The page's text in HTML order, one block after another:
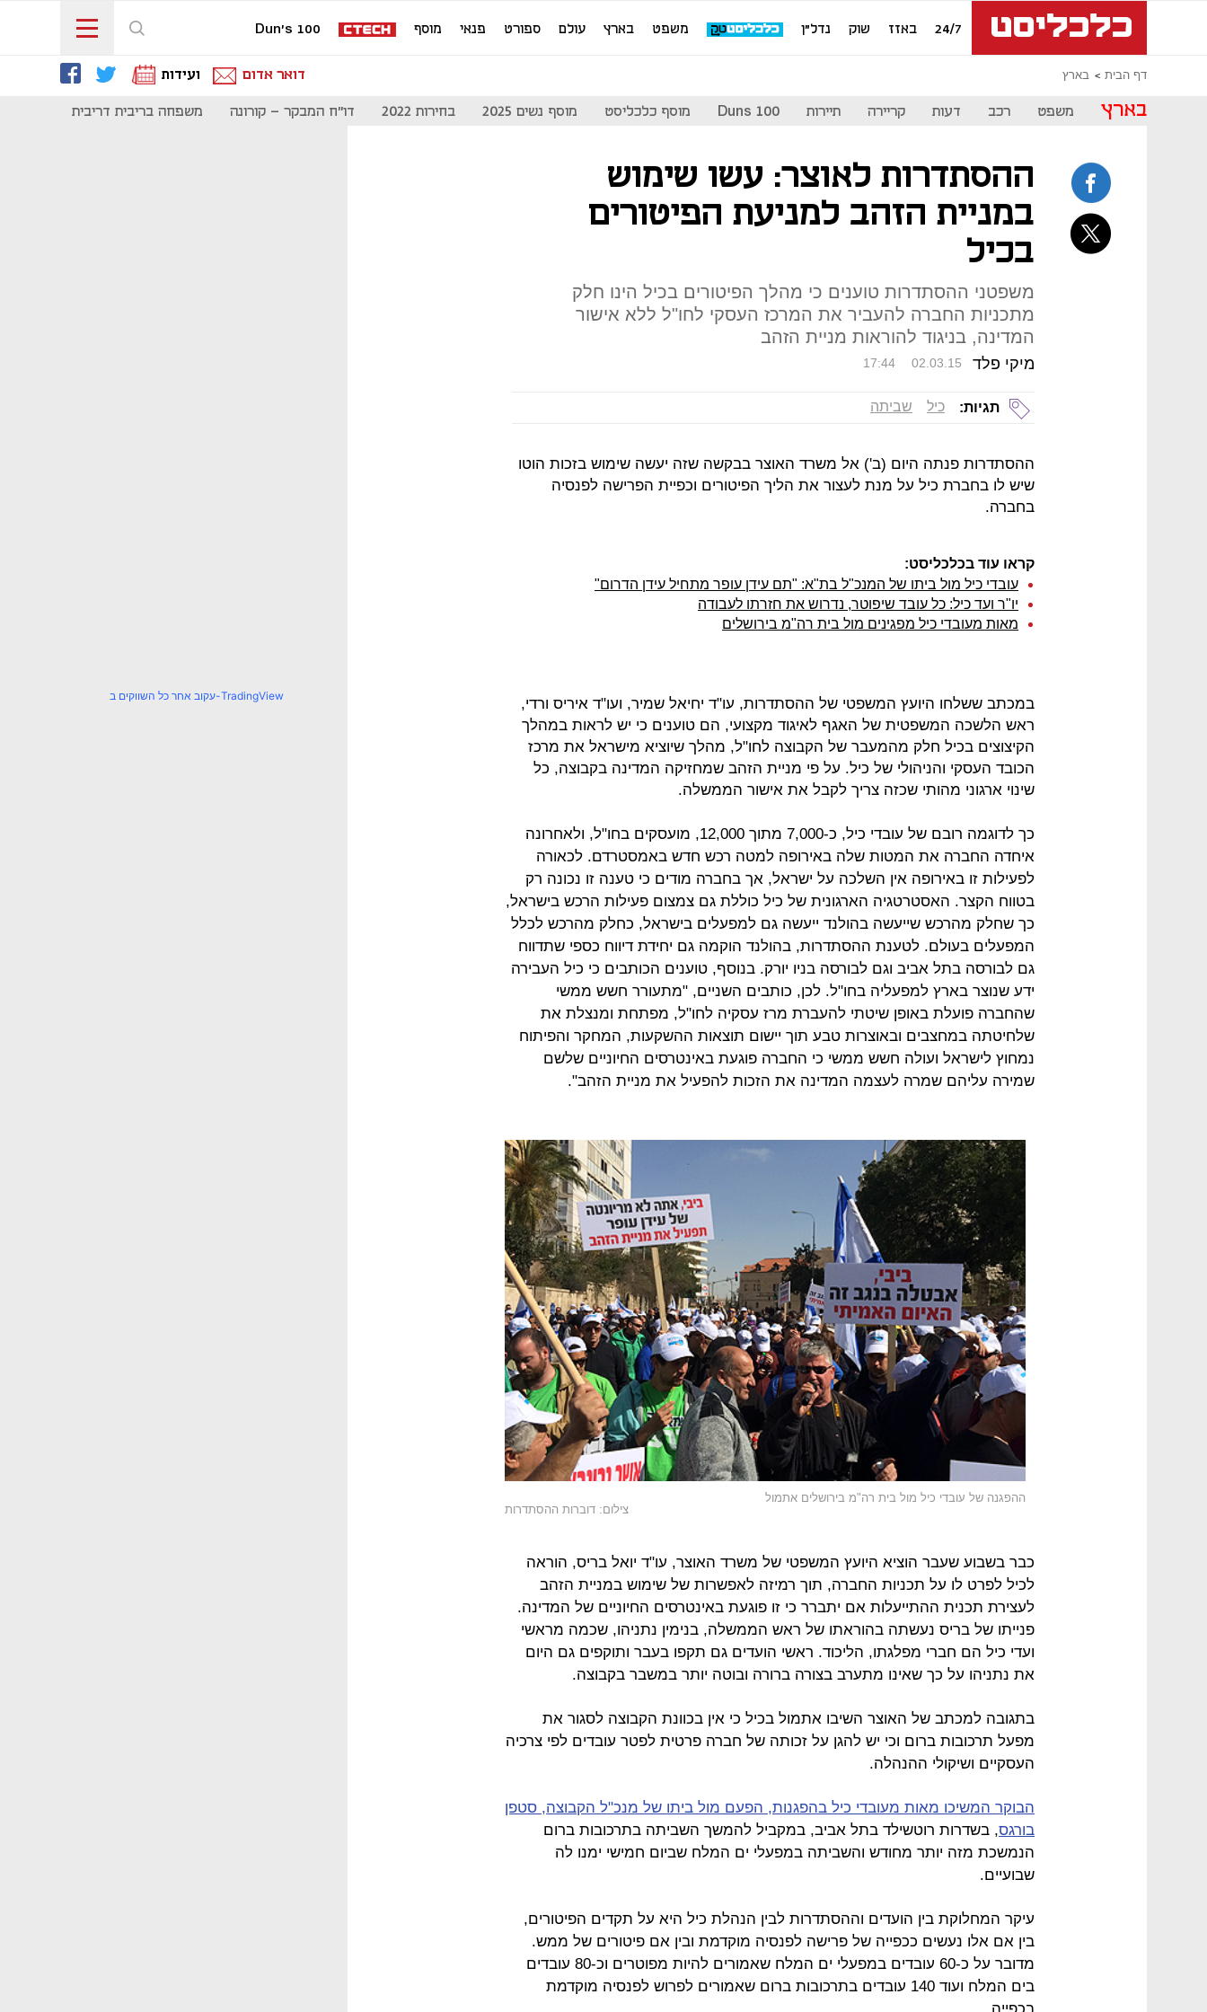
24/7 באזז שוק נדל"ן משפט בארץ עולם ספורט פנאי מוסף Dun's 100
דף הבית בארץ דואר אדום ועידות
בארץ משפט רכב דעות קריירה תיירות Duns 100 מוסף כלכליסט מוסף נשים 2025 בחירות 2022 דו"ח המבקר - קורונה משפחה בריבית דריבית
ההסתדרות לאוצר: עשו שימוש
במניית הזהב למניעת הפיטורים
בכיל
משפטני ההסתדרות טוענים כי מהלך הפיטורים בכיל הינו חלק
מתכניות החברה להעביר את המרכז העסקי לחו"ל ללא אישור
המדינה, בניגוד להוראות מניית הזהב
מיקי פלד 17:44 02.03.15
תגיות: כיל שביתה
ההסתדרות פנתה היום (ב') אל משרד האוצר בבקשה שזה יעשה שימוש בזכות הוטו
שיש לו בחברת כיל על מנת לעצור את הליך הפיטורים וכפיית הפרישה לפנסיה
בחברה.
קראו עוד בכלכליסט:
עובדי כיל מול ביתו של המנכ"ל בת"א: "תם עידן עופר מתחיל עידן הדרום"
יו"ר ועד כיל: כל עובד שיפוטר, נדרוש את חזרתו לעבודה
מאות מעובדי כיל מפגינים מול בית רה"מ בירושלים
במכתב ששלחו היועץ המשפטי של ההסתדרות, עו"ד יחיאל שמיר, ועו"ד איריס ורדי,
ראש הלשכה המשפטית של האגף לאיגוד מקצועי, הם טוענים כי יש לראות במהלך
הקיצוצים בכיל חלק מהמעבר של הקבוצה לחו"ל, מהלך שיוציא מישראל את מרכז
הכובד העסקי והניהולי של כיל. על פי מניית הזהב שמחזיקה המדינה בקבוצה, כל
שינוי ארגוני מהותי שכזה צריך לקבל את אישור הממשלה.
כך לדוגמה רובם של עובדי כיל, כ-7,000 מתוך 12,000, מועסקים בחו"ל, ולאחרונה
איחדה החברה את המטות שלה באירופה למטה רכש חדש באמסטרדם. לכאורה
לפעילות זו באירופה אין השלכה על ישראל, אך בחברה מודים כי טענה זו נכונה רק
בטווח הקצר. האסטרטגיה הארגונית של כיל כוללת גם צמצום פעילות הרכש בישראל,
כך שחלק מהרכש שייעשה בהולנד ייעשה גם למפעלים בישראל, כחלק מהרכש לכלל
המפעלים בעולם. לטענת ההסתדרות, בהולנד הוקמה גם יחידת דיווח כספי שתדווח
גם לבורסה בתל אביב וגם לבורסה בניו יורק. בנוסף, טוענים הכותבים כי כיל העבירה
ידע שנוצר בארץ למפעליה בחו"ל. לכן, כותבים השניים, "מתעורר חשש ממשי
שהחברה פועלת באופן שיטתי להעברת מרז עסקיה לחו"ל, מפתחת ומנצלת את
שלחיטתה במחצבים ובאוצרות טבע תוך יישום תוצאות ההשקעות, המחקר והפיתוח
נמחוץ לישראל ועולה חשש ממשי כי החברה פוגעת באינטרסים החיוניים שלשם
שמירה עליהם שמרה לעצמה המדינה את הזכות להפעיל את מניית הזהב".
ההפגנה של עובדי כיל מול בית רה"מ בירושלים אתמול
צילום: דוברות ההסתדרות
כבר בשבוע שעבר הוציא היועץ המשפטי של משרד האוצר, עו"ד יואל בריס, הוראה
לכיל לפרט לו על תכניות החברה, תוך רמיזה לאפשרות של שימוש במניית הזהב
לעצירת תכנית ההתייעלות אם יתברר כי זו פוגעת באינטרסים החיוניים של המדינה.
פנייתו של בריס נעשתה בהוראתו של ראש הממשלה, בנימין נתניהו, שכמה מראשי
ועדי כיל הם חברי מפלגתו, הליכוד. ראשי הועדים גם תקפו בעבר ותוקפים גם היום
את נתניהו על כך שאינו מתערב בצורה ברורה ובוטה יותר במשבר בקבוצה.
בתגובה למכתב של האוצר השיבו אתמול בכיל כי אין בכוונת הקבוצה לסגור את
מפעל תרכובות ברום וכי יש להגן על זכותה של חברה פרטית לפטר עובדים לפי צרכיה
העסקיים ושיקולי ההנהלה.
הבוקר המשיכו מאות מעובדי כיל בהפגנות, הפעם מול ביתו של מנכ"ל הקבוצה, סטפן
בורגס, בשדרות רוטשילד בתל אביב, במקביל להמשך השביתה בתרכובות ברום
הנמשכת מזה יותר מחודש והשביתה במפעלי ים המלח שביום חמישי ימנו לה
שבועיים.
עיקר המחלוקת בין הועדים וההסתדרות לבין הנהלת כיל היא על תקדים הפיטורים,
בין אם אלו נעשים ככפייה של פרישה לפנסיה מוקדמת ובין אם פיטורים של ממש.
מדובר על כ-60 עובדים במפעלי ים המלח שאמורים להיות מפוטרים וכ-80 עובדים
בים המלח ועוד 140 עובדים בתרכובות ברום שאמורים לפרוש לפנסיה מוקדמת
עקוב אחר כל השווקים ב-TradingView